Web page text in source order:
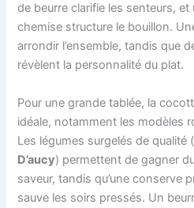
de beurre clarifie les senteurs, et
chemise structure le bouillon.
arrondir l’ensemble, tandis que
révèlent la personnalité du plat.
Pour une grande tablée, la
idéale, notamment les modèles
Les légumes surgelés de qualité
D’aucy) permettent de gagner
saveur, tandis qu’une conserve
sauve les soirs pressés. Un